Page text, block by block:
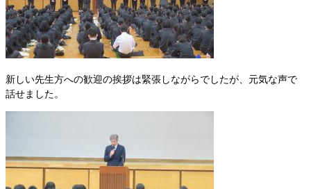
新しい先生方への歓迎の挨拶は緊張しながらでしたが、元気な声で
話せました。